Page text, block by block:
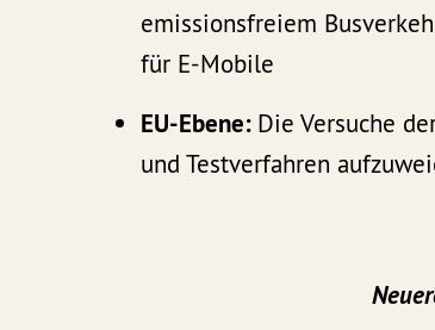
emissionsfreiem
für E-Mobile
EU-Ebene: Die Versuche
und Testverfahren